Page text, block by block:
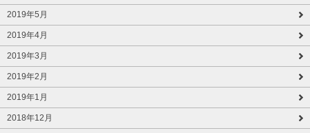
2019年5月
2019年4月
2019年3月
2019年2月
2019年1月
2018年12月